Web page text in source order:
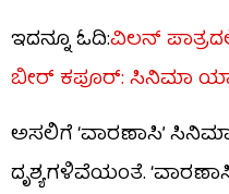
ಇದನ್ನೂ ಓದಿ:ವಿಲನ್
ಬೀರ್ ಕಪೂರ್: ಸಿನಿಮಾ
ಅಸಲಿಗೆ ‘ವಾರಣಾಸಿ’
ದೃಶ್ಯಗಳಿವೆಯಂತೆ.